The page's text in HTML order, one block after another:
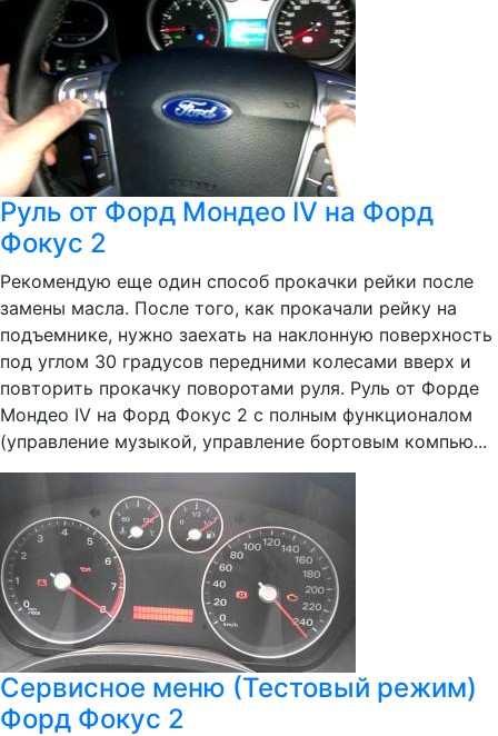
Руль от Форд Мондео IV на Форд
Фокус 2
Рекомендую еще один способ прокачки рейки после
замены масла. После того, как прокачали рейку на
подъемнике, нужно заехать на наклонную поверхность
под углом 30 градусов передними колесами вверх и
повторить прокачку поворотами руля. Руль от Форде
Мондео IV на Форд Фокус 2 с полным функционалом
(управление музыкой, управление бортовым компью...
Сервисное меню (Тестовый режим)
Форд Фокус 2